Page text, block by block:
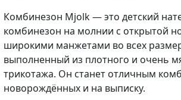
Комбинезон Mjolk — это детский
комбинезон на молнии с открытой
широкими манжетами во всех
выполненный из плотного и очень
трикотажа. Он станет отличным
новорождённых и на выписку.